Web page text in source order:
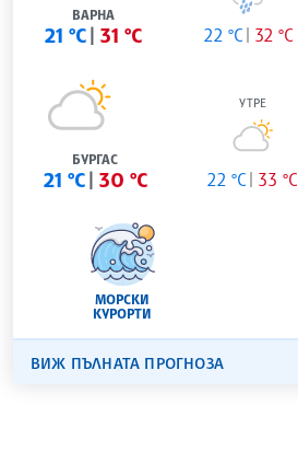
ВАРНА
21 °C 31 °C 22 °C 32 °C
БУРГАС
21 °C 30 °C
УТРЕ
22 °C 33 °C
МОРСКИ
КУРОРТИ
ВИЖ ПЪЛНАТА ПРОГНОЗА